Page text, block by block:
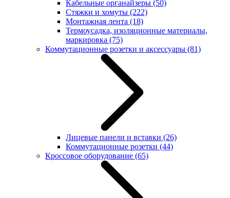
Кабельные органайзеры (50)
Стяжки и хомуты (222)
Монтажная лента (18)
Термоусадка, изоляционные материалы,
маркировка (75)
Коммутационные розетки и аксессуары (81)
Лицевые панели и вставки (26)
Коммутационные розетки (44)
Кроссовое оборудование (65)